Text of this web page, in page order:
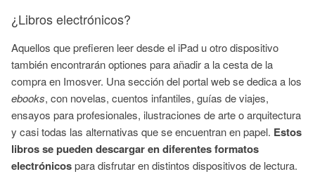
¿Libros electrónicos?
Aquellos que prefieren leer desde el iPad u otro dispositivo
también encontrarán optiones para añadir a la cesta de la
compra en Imosver. Una sección del portal web se dedica a los
ebooks, con novelas, cuentos infantiles, guías de viajes,
ensayos para profesionales, ilustraciones de arte o arquitectura
y casi todas las alternativas que se encuentran en papel. Estos
libros se pueden descargar en diferentes formatos
electrónicospara disfrutar en distintos dispositivos de lectura.